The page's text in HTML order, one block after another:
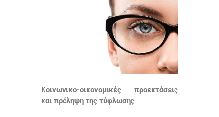
Κοινωνικο-οικονομικές προεκτάσεις
και πρόληψη της τύφλωσης